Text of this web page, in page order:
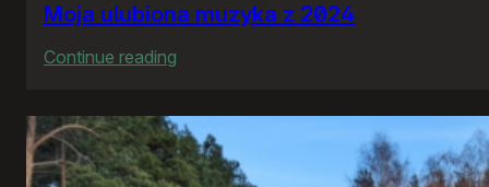
Moja ulubiona muzyka z 2024
Continue reading
ulubiona
muzyka
z